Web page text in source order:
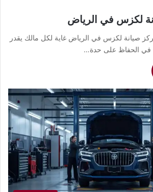
لكزس في الرياض
صيانة لكزس في الرياض غاية لكل مالك يقدر
في الحفاظ على حدة…